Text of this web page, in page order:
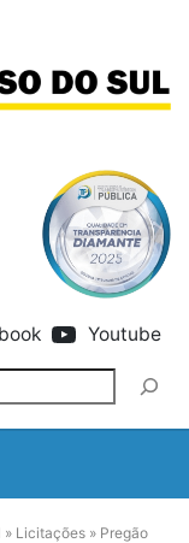
Youtube
» Licitações » Pregão